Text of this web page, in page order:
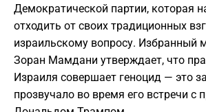
Демократической партии, которая
отходить от своих традиционных
израильскому вопросу. Избранный
Зоран Мамдани утверждает, что
Израиля совершает геноцид — это
прозвучало во время его встречи